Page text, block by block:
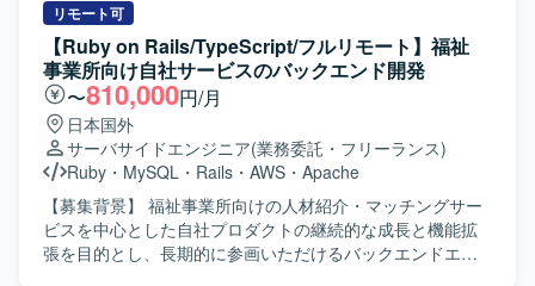
HTML/CSS/JavaScript/Node.js/Reactを用いたSPAおよび
SSRのWebサイト開発を行います。 詳細設計、製造、単体
テスト、プロジェクトによっては保守・運用までをご対応
いただきます。 スキルやプロジェクト状況に応じて、基本
設計や技術担当としての顧客ミーティング同席なども想定
しております。 【求める人物像】 品質への配慮と開発スピ
ードのバランスを意識して取り組める方を求めておりま
す。 コミュニケーションを大切にし、課題に対して柔軟に
対応できる方を歓迎いたします。 プロジェクトの一員とし
て主体性と責任感を持ち、業務を推進していただける方を
想定しております。 新しい技術の習得や活用に前向きに取
リモート可
【Ruby on Rails/TypeScript/フルリモート】福祉
事業所向け自社サービスのバックエンド開発
〜810,000円/月
日本国外
サーバサイドエンジニア(業務委託・フリーランス)
Ruby ・ MySQL ・ Rails ・ AWS ・ Apache
【募集背景】 福祉事業所向けの人材紹介・マッチングサー
ビスを中心とした自社プロダクトの継続的な成長と機能拡
張を目的とし、長期的に参画いただけるバックエンドエン